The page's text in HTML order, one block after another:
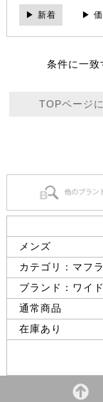
▶ 新着 ▶ 価
条件に一致
TOPページ
メンズ
カテゴリ：マフ
ブランド：ワイ
通常商品
在庫あり